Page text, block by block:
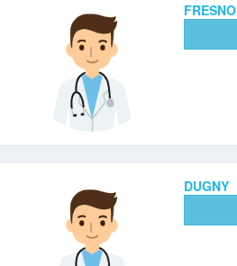
FRESNO
DUGNY